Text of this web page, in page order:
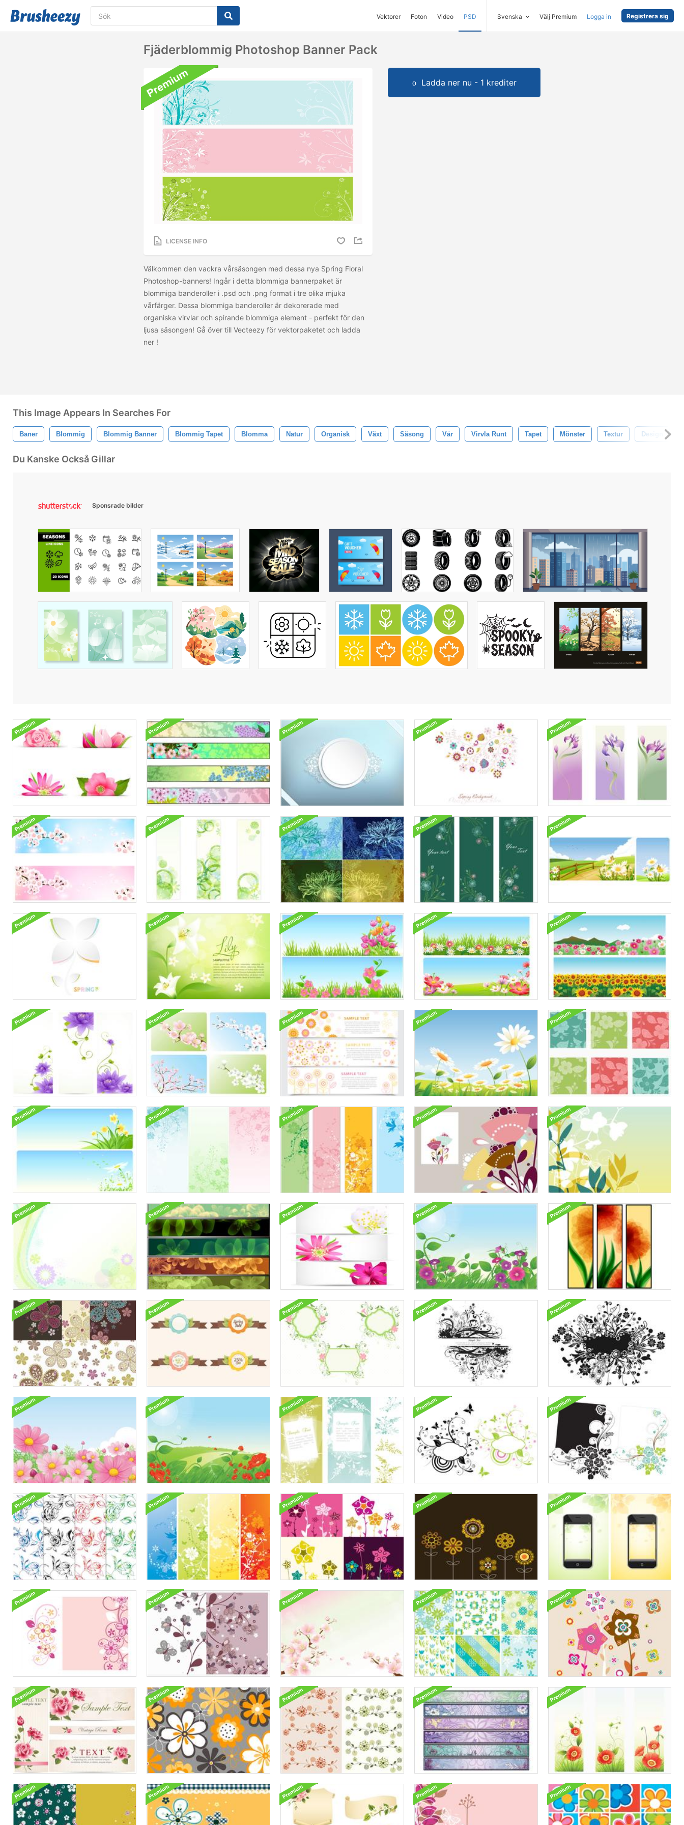
Vektorer Foton Video PSD Svenska Välj Premium Logga in Registrera sig
Fjäderblommig Photoshop Banner Pack
LICENSE INFO
Välkommen den vackra vårsäsongen med dessa nya Spring Floral
Photoshop-banners! Ingår i detta blommiga bannerpaket är
blommiga banderoller i .psd och .png format i tre olika mjuka
vårfärger. Dessa blommiga banderoller är dekorerade med
organiska virvlar och spirande blommiga element - perfekt för den
ljusa säsongen! Gå över till Vecteezy för vektorpaketet och ladda
ner !
Ladda ner nu - 1 krediter
This Image Appears In Searches For
Baner Blommig Blommig Banner Blommig Tapet Blomma Natur Organisk Växt Säsong Vår Virvla Runt Tapet Mönster Textur Design
Du Kanske Också Gillar
Sponsrade bilder